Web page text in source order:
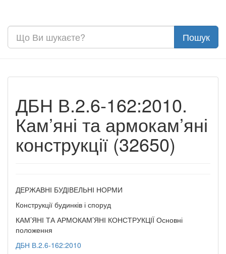
ДБН В.2.6-162:2010.
Кам’яні та армокам’яні
конструкції (32650)
ДЕРЖАВНІ БУДІВЕЛЬНІ НОРМИ
Конструкції будинків і споруд
КАМ’ЯНІ ТА АРМОКАМ’ЯНІ КОНСТРУКЦІЇ Основні
положення
ДБН В.2.6-162:2010